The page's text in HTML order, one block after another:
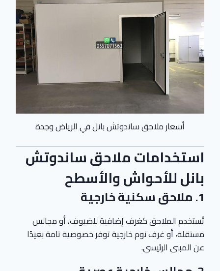
أسعار ملاحق ساندوتش بانل في الرياض وجدة
استخدامات ملاحق ساندوتش
بانل للأحواش والأسطح
1. ملاحق سكنية خارجية
تُستخدم الملاحق كغرف إضافية للضيوف، أو مجالس
مستقلة، أو غرف نوم خارجية توفر خصوصية تامة بعيدًا
عن المبنى الرئيسي.